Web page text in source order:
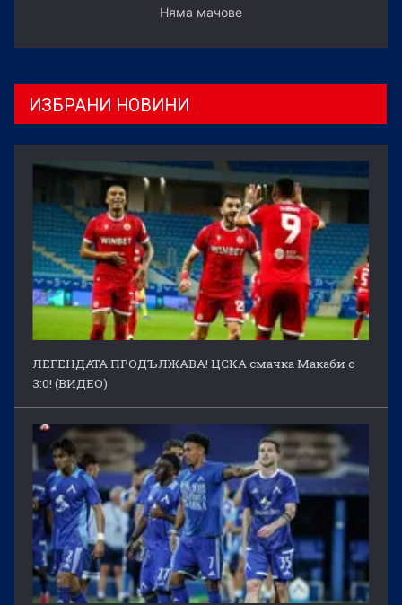
Няма мачове
ИЗБРАНИ НОВИНИ
ЛЕГЕНДАТА ПРОДЪЛЖАВА! ЦСКА смачка Макаби с
3:0! (ВИДЕО)